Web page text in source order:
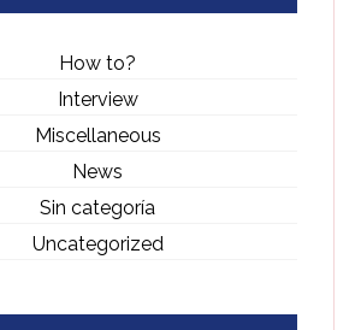
How to?
Interview
Miscellaneous
News
Sin categoría
Uncategorized